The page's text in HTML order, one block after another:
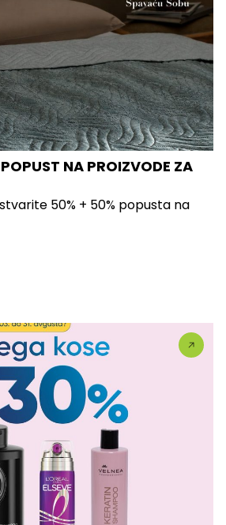
NA PROIZVODE ZA
50% + 50% popusta na